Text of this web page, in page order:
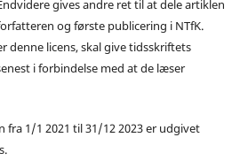
gives andre ret til at dele artiklen
og første publicering i NTfK.
denne licens, skal give tidsskriftets
i forbindelse med at de læser
1/1 2021 til 31/12 2023 er udgivet